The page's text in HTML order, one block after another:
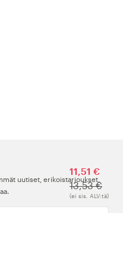
11,51 €
13,53 €
(ei sis. ALV:tä)
uutiset, erikoistarjoukset,